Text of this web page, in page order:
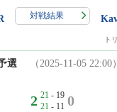
対戦結果
ト
選 （2025-11-05 22:00）
2 21 - 19
21 - 11 0